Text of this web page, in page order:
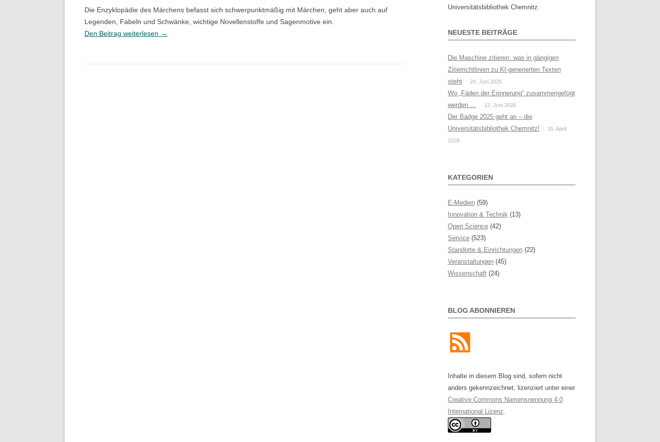
Die Enzyklopädie des Märchens befasst sich schwerpunktmäßig mit Märchen, geht aber auch auf
Legenden, Fabeln und Schwänke, wichtige Novellenstoffe und Sagenmotive ein.
Den Beitrag weiterlesen Enzyklopädie
→
Universitätsbibliothek Chemnitz.
NEUESTE BEITRÄGE
Die Maschine zitieren: was in gängigen
Zitierrichtlinien zu KI-generierten Texten
steht
24. Juni 2026
Wo „Fäden der Erinnerung“ zusammengefügt
werden …
12. Juni 2026
Der Badge 2025 geht an – die
Universitätsbibliothek Chemnitz!
15. April
2026
KATEGORIEN
E-Medien(59)
Innovation & Technik(13)
Open Science(42)
Service(523)
Standorte & Einrichtungen(22)
Veranstaltungen(45)
Wissenschaft(24)
BLOG ABONNIEREN
Inhalte in diesem Blog sind, sofern nicht
anders gekennzeichnet, lizenziert unter einer
Creative Commons Namensnennung 4.0
International Lizenz.